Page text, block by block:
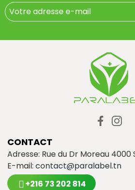
CONTACT
Adresse: Rue du Dr Moreau 4000
E-mail: contact@paralabel.tn
+216 73 202 814